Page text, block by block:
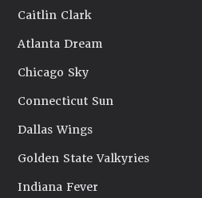
Caitlin Clark
Atlanta Dream
Chicago Sky
Connecticut Sun
Dallas Wings
Golden State Valkyries
Indiana Fever